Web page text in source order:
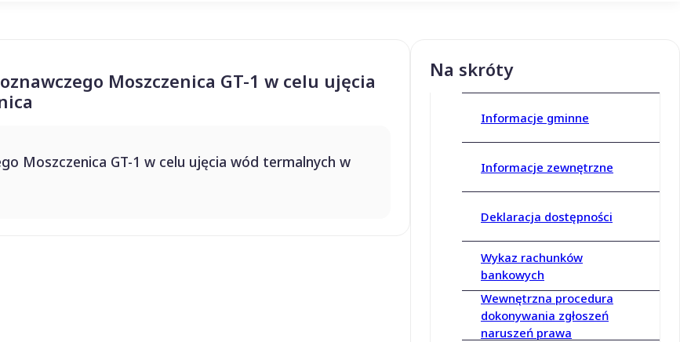
Moszczenica GT-1 w celu ujęcia
Moszczenica GT-1 w celu ujęcia wód termalnych w
Na skróty
Informacje gminne
Informacje zewnętrzne
Deklaracja dostępności
Wykaz rachunków
bankowych
Wewnętrzna procedura
dokonywania zgłoszeń
naruszeń prawa